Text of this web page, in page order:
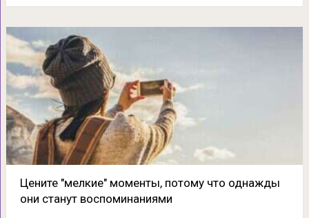
Цените ″мелкие″ моменты, потому что однажды
они станут воспоминаниями